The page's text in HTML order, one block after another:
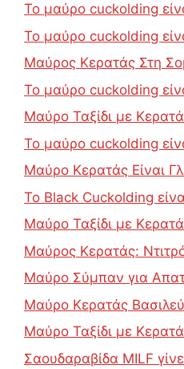
Το μαύρο cuckolding
Το μαύρο cuckolding
Μαύρος Κερατάς Στη
Το μαύρο cuckolding
Μαύρο Ταξίδι με
Το μαύρο cuckolding
Μαύρο Κερατάς Είναι
Το Black Cuckolding
Μαύρο Ταξίδι με
Μαύρος Κερατάς:
Μαύρο Σύμπαν για
Μαύρο Κερατάς
Μαύρο Ταξίδι με
Σαουδαραβίδα MILF